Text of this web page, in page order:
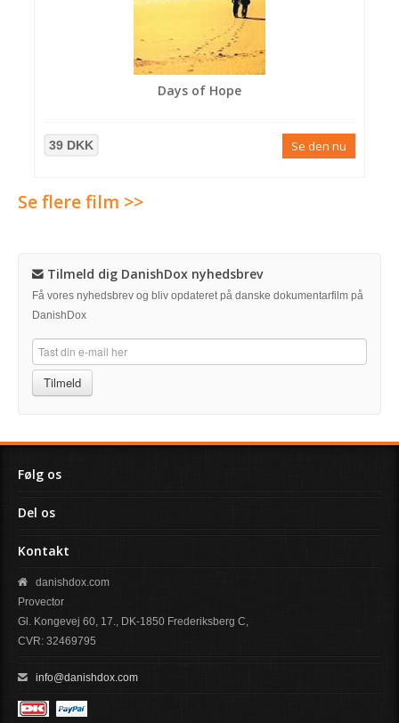
Days of Hope
39 DKK Se den nu
Se flere film >>
Tilmeld dig DanishDox nyhedsbrev
Få vores nyhedsbrev og bliv opdateret på danske dokumentarfilm på
DanishDox
Tilmeld
Følg os
Del os
Kontakt
danishdox.com
Provector
Gl. Kongevej 60, 17., DK-1850 Frederiksberg C,
CVR: 32469795
info@danishdox.com